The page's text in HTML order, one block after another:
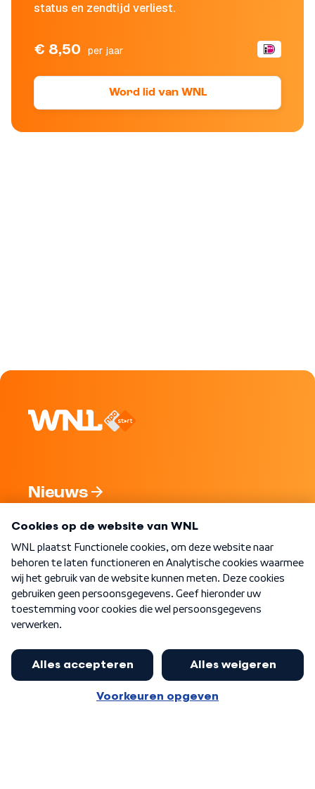
status en zendtijd verliest.
€ 8,50 per jaar
Word lid van WNL
Nieuws
Nieuwsbrief
Word Lid